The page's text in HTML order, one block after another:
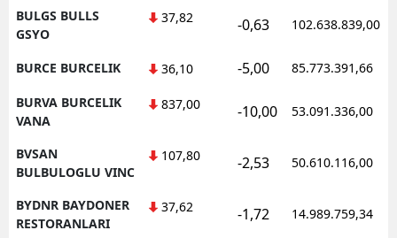
BULGS BULLS
GSYO
37,82 -0,63 102.638.839,00
BURCE BURCELIK 36,10 -5,00 85.773.391,66
BURVA BURCELIK
VANA
837,00 -10,00 53.091.336,00
BVSAN
BULBULOGLU VINC
107,80 -2,53 50.610.116,00
BYDNR BAYDONER
RESTORANLARI
37,62 -1,72 14.989.759,34